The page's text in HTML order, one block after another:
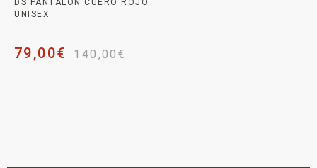
DS PANTALON CUERO ROJO
UNISEX
140,00€
79,00€